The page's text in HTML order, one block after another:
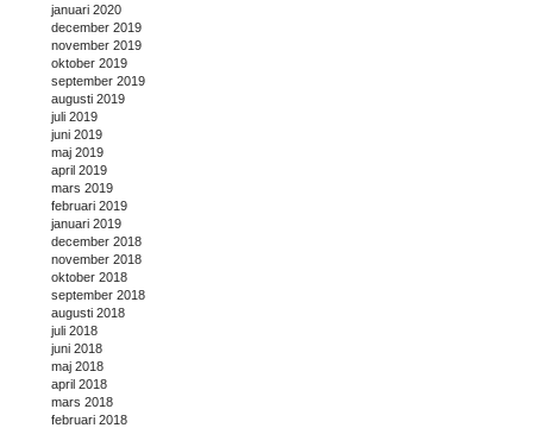
januari 2020
december 2019
november 2019
oktober 2019
september 2019
augusti 2019
juli 2019
juni 2019
maj 2019
april 2019
mars 2019
februari 2019
januari 2019
december 2018
november 2018
oktober 2018
september 2018
augusti 2018
juli 2018
juni 2018
maj 2018
april 2018
mars 2018
februari 2018